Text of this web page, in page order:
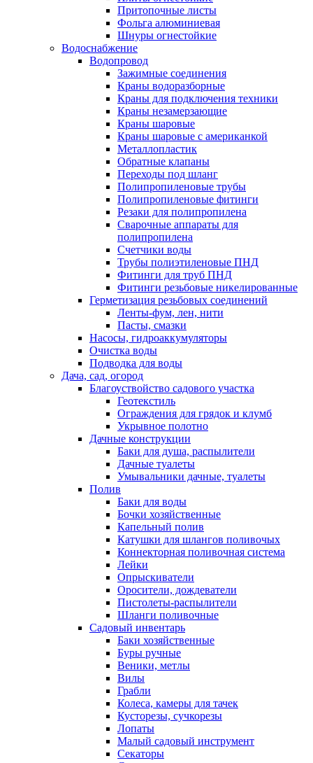
Притопочные листы
Фольга алюминиевая
Шнуры огнестойкие
Водоснабжение
Водопровод
Зажимные соединения
Краны водоразборные
Краны для подключения техники
Краны незамерзающие
Краны шаровые
Краны шаровые с американкой
Металлопластик
Обратные клапаны
Переходы под шланг
Полипропиленовые трубы
Полипропиленовые фитинги
Резаки для полипропилена
Сварочные аппараты для
полипропилена
Счетчики воды
Трубы полиэтиленовые ПНД
Фитинги для труб ПНД
Фитинги резьбовые никелированные
Герметизация резьбовых соединений
Ленты-фум, лен, нити
Пасты, смазки
Насосы, гидроаккумуляторы
Очистка воды
Подводка для воды
Дача, сад, огород
Благоуствойство садового участка
Геотекстиль
Ограждения для грядок и клумб
Укрывное полотно
Дачные конструкции
Баки для душа, распылители
Дачные туалеты
Умывальники дачные, туалеты
Полив
Баки для воды
Бочки хозяйственные
Капельный полив
Катушки для шлангов поливочых
Коннекторная поливочная система
Лейки
Опрыскиватели
Оросители, дождеватели
Пистолеты-распылители
Шланги поливочные
Садовый инвентарь
Баки хозяйственные
Буры ручные
Веники, метлы
Вилы
Грабли
Колеса, камеры для тачек
Кусторезы, сучкорезы
Лопаты
Малый садовый инструмент
Секаторы